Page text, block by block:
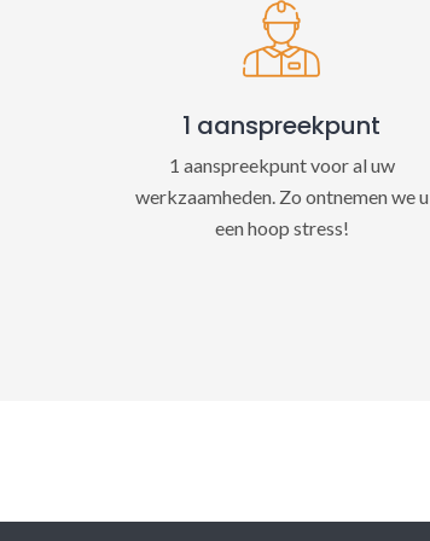
1 aanspreekpunt
1 aanspreekpunt voor al uw
werkzaamheden. Zo ontnemen we u
een hoop stress!